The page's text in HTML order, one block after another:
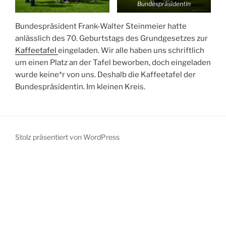
Bundespräsidentin
Bundespräsident Frank-Walter Steinmeier hatte
anlässlich des 70. Geburtstags des Grundgesetzes zur
Kaffeetafel eingeladen. Wir alle haben uns schriftlich
um einen Platz an der Tafel beworben, doch eingeladen
wurde keine*r von uns. Deshalb die Kaffeetafel der
Bundespräsidentin. Im kleinen Kreis.
Stolz präsentiert von WordPress